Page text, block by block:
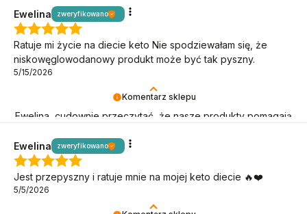
Komentarz sklepu
Ewelina, cudownie przeczytać, że nasze produkty pomagają
Ewelina zweryfikowano
Ratuje mi życie na diecie keto Nie spodziewałam się, że
niskowęglowodanowy produkt może być tak pyszny.
5/15/2026
Ewelina zweryfikowano
Jest przepyszny i ratuje mnie na mojej keto diecie 🔥❤️
5/5/2026